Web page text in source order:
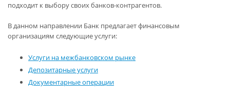
подходит к выбору своих банков-контрагентов.
В данном направлении Банк предлагает финансовым
организациям следующие услуги:
Услуги на межбанковском рынке
Депозитарные услуги
Документарные операции